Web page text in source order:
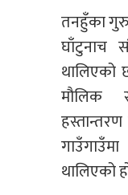
तनहुँका
घाँटुनाच
थालिएको
मौलिक
थालिएको